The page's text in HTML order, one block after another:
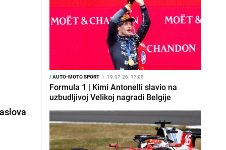
/AUTO-MOTO SPORT I 19.07.26. 17:05
Formula 1 | Kimi Antonelli slavio na
uzbudljivoj Velikoj nagradi Belgije